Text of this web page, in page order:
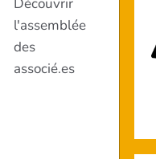
l'assemblée
des
associé.es